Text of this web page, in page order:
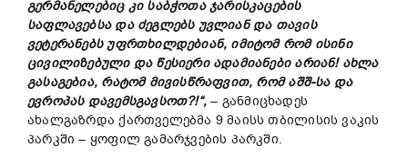
გერმანელებიც კი საბჭოთა ჯარისკაცების
საფლავებსა და ძეგლებს უვლიან და თავის
ვეტერანებს უფრთხილდებიან, იმიტომ რომ ისინი
ცივილიზებული და წესიერი ადამიანები არიან! ახლა
გასაგებია, რატომ მივისწრაფვით, რომ აშშ-სა და
ევროპას დავემსგავსოთ?!“, – განმიცხადეს
ახალგაზრდა ქართველებმა 9 მაისს თბილისის ვაკის
პარკში – ყოფილ გამარჯვების პარკში.